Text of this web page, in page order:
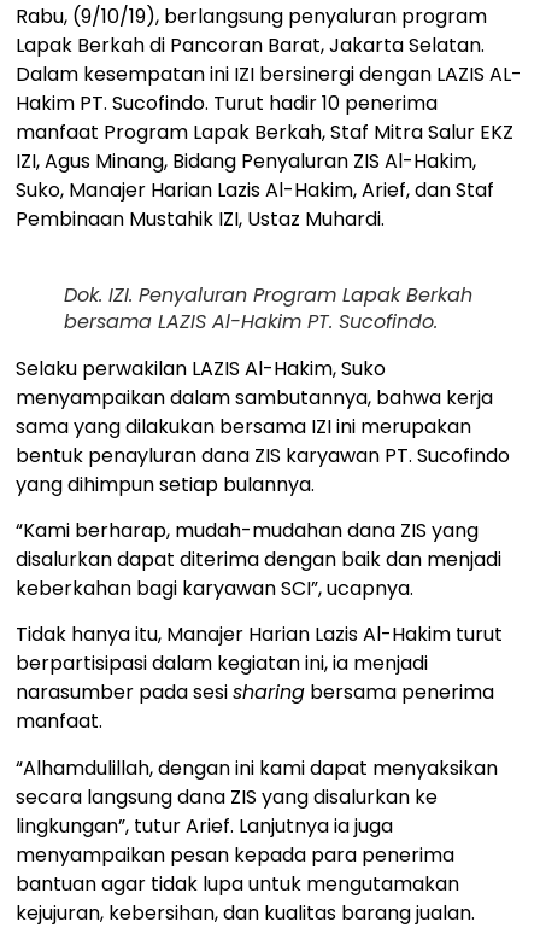
Rabu, (9/10/19), berlangsung penyaluran program
Lapak Berkah di Pancoran Barat, Jakarta Selatan.
Dalam kesempatan ini IZI bersinergi dengan LAZIS AL-
Hakim PT. Sucofindo. Turut hadir 10 penerima
manfaat Program Lapak Berkah, Staf Mitra Salur EKZ
IZI, Agus Minang, Bidang Penyaluran ZIS Al-Hakim,
Suko, Manajer Harian Lazis Al-Hakim, Arief, dan Staf
Pembinaan Mustahik IZI, Ustaz Muhardi.
Dok. IZI. Penyaluran Program Lapak Berkah
bersama LAZIS Al-Hakim PT. Sucofindo.
Selaku perwakilan LAZIS Al-Hakim, Suko
menyampaikan dalam sambutannya, bahwa kerja
sama yang dilakukan bersama IZI ini merupakan
bentuk penayluran dana ZIS karyawan PT. Sucofindo
yang dihimpun setiap bulannya.
“Kami berharap, mudah-mudahan dana ZIS yang
disalurkan dapat diterima dengan baik dan menjadi
keberkahan bagi karyawan SCI”, ucapnya.
Tidak hanya itu, Manajer Harian Lazis Al-Hakim turut
berpartisipasi dalam kegiatan ini, ia menjadi
narasumber pada sesisharing bersama penerima
manfaat.
“Alhamdulillah, dengan ini kami dapat menyaksikan
secara langsung dana ZIS yang disalurkan ke
lingkungan”, tutur Arief. Lanjutnya ia juga
menyampaikan pesan kepada para penerima
bantuan agar tidak lupa untuk mengutamakan
kejujuran, kebersihan, dan kualitas barang jualan.